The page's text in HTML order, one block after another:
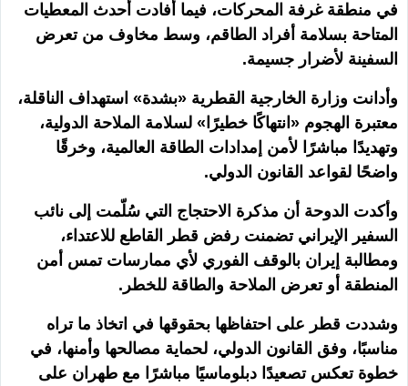
في منطقة غرفة المحركات، فيما أفادت أحدث المعطيات
المتاحة بسلامة أفراد الطاقم، وسط مخاوف من تعرض
السفينة لأضرار جسيمة.
وأدانت وزارة الخارجية القطرية «بشدة» استهداف الناقلة،
معتبرة الهجوم «انتهاكًا خطيرًا» لسلامة الملاحة الدولية،
وتهديدًا مباشرًا لأمن إمدادات الطاقة العالمية، وخرقًا
واضحًا لقواعد القانون الدولي.
وأكدت الدوحة أن مذكرة الاحتجاج التي سُلّمت إلى نائب
السفير الإيراني تضمنت رفض قطر القاطع للاعتداء،
ومطالبة إيران بالوقف الفوري لأي ممارسات تمس أمن
المنطقة أو تعرض الملاحة والطاقة للخطر.
وشددت قطر على احتفاظها بحقوقها في اتخاذ ما تراه
مناسبًا، وفق القانون الدولي، لحماية مصالحها وأمنها، في
خطوة تعكس تصعيدًا دبلوماسيًا مباشرًا مع طهران على